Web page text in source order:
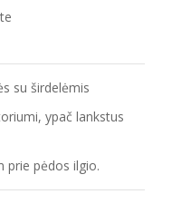
su širdelėmis
ypač lankstus
prie pėdos ilgio.